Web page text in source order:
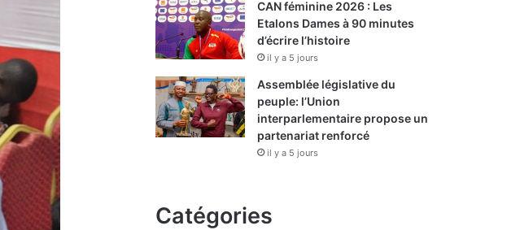
CAN féminine 2026 : Les
Etalons Dames à 90 minutes
d’écrire l’histoire
il y a 5 jours
Assemblée législative du
peuple: l’Union
interparlementaire propose un
partenariat renforcé
il y a 5 jours
Catégories